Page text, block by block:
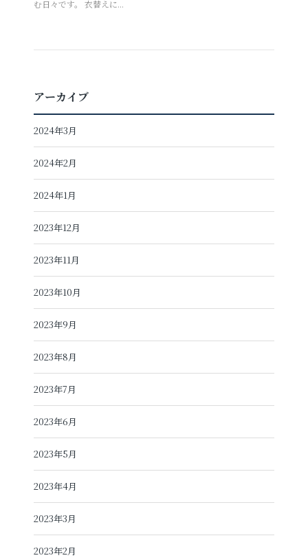
む日々です。 衣替えに...
アーカイブ
2024年3月
2024年2月
2024年1月
2023年12月
2023年11月
2023年10月
2023年9月
2023年8月
2023年7月
2023年6月
2023年5月
2023年4月
2023年3月
2023年2月